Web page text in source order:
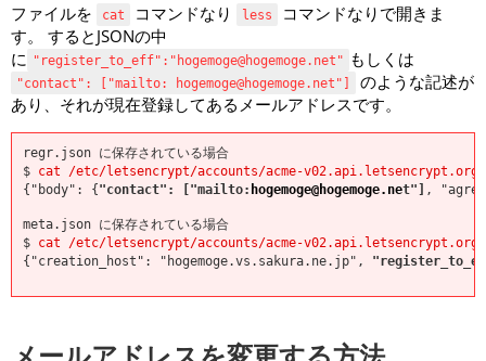
ファイルを
cat コマンドなり less
コマンドなりで開きま
す。 するとJSONの中
に "register_to_eff":"hogemoge@hogemoge.net" もしくは
"contact": ["mailto: hogemoge@hogemoge.net"]
のような記述が
あり、それが現在登録してあるメールアドレスです。
regr.json に保存されている場合
$ cat /etc/letsencrypt/accounts/acme-
{"body": {"contact": ["mailto: hogemoge@hogemoge.net"] ,
meta.json に保存されている場合
$ cat /etc/letsencrypt/accounts/acme-
{"creation_host": "hogemoge.vs.sakura.ne.jp",